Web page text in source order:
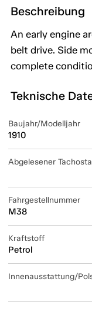
Beschreibung
An early engine
belt drive. Side
complete
Teknische
Baujahr/Modelljahr
1910
Abgelesener
Fahrgestellnummer
M38
Kraftstoff
Petrol
Innenausstattung/